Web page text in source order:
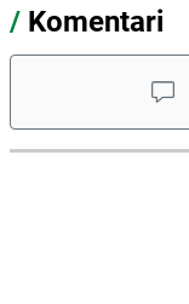
/ Komentari